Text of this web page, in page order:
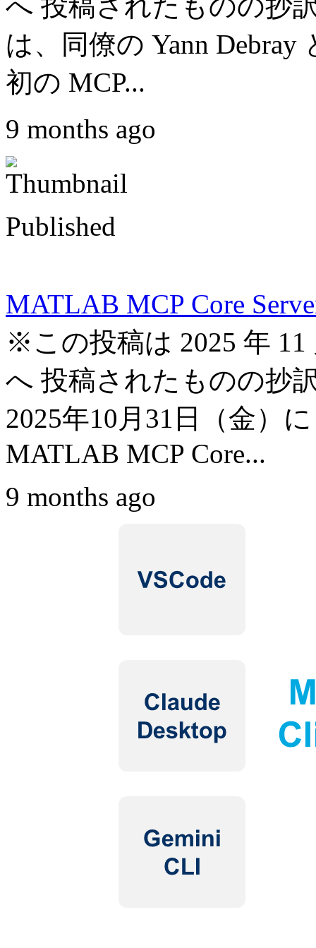
は、同僚の Yann Debray
初の MCP...
9 months ago
Published
MATLAB MCP Core
※この投稿は 2025 年 11
へ 投稿されたものの抄
2025年10月31日（金）
MATLAB MCP Core...
9 months ago